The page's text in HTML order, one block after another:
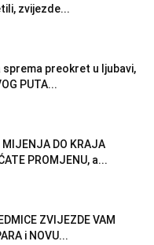
zvijezde...
sprema preokret u ljubavi,
PUTA...
MIJENJA DO KRAJA
PROMJENU, a...
ZVIJEZDE VAM
i NOVU...